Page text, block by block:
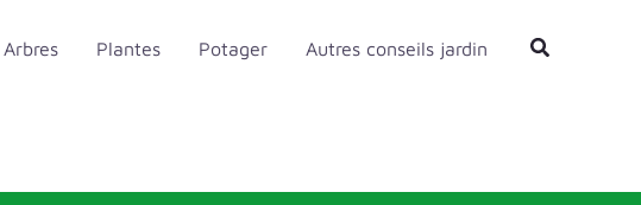
Arbres Plantes Potager Autres conseils jardin Rechercher
e